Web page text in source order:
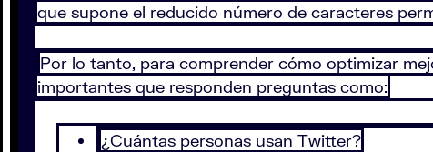
que supone el reducido número de caracteres
Por lo tanto, para comprender cómo optimizar
importantes que responden preguntas como:
¿Cuántas personas usan Twitter?